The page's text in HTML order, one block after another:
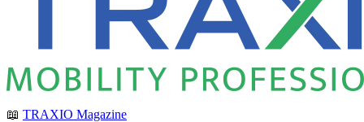
📖 TRAXIO Magazine